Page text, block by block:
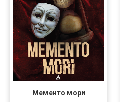
Мементо мори